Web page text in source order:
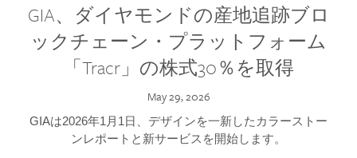
GIA、ダイヤモンドの産地追跡ブロ
ックチェーン・プラットフォーム
「Tracr」の株式30％を取得
May 29, 2026
GIAは2026年1月1日、デザインを一新したカラーストー
ンレポートと新サービスを開始します。